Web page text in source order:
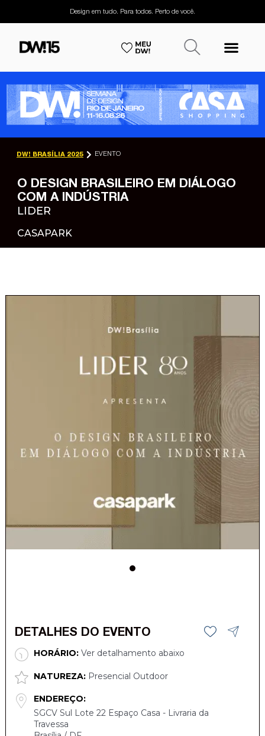
Design em tudo. Para todos. Perto de você.
DW! BRASÍLIA 2025 EVENTO
O DESIGN BRASILEIRO EM DIÁLOGO
COM A INDÚSTRIA
LIDER
CASAPARK
DETALHES DO EVENTO
HORÁRIO:Ver detalhamento abaixo
NATUREZA:Presencial Outdoor
ENDEREÇO:
SGCV Sul Lote 22 Espaço Casa - Livraria da
Travessa